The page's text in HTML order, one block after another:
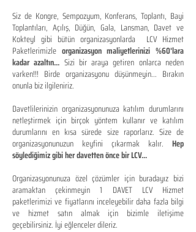
Siz de Kongre, Sempozyum, Konferans, Toplantı, Bayi
Toplantıları, Açılış, Düğün, Gala, Lansman, Davet ve
Kokteyl gibi bütün organizasyonlarda LCV Hizmet
Paketlerimizle organizasyon maliyetlerinizi %60'lara
kadar azaltın... Sizi bir araya getiren onlarca neden
varken!!! Birde organizasyonu düşünmeyin... Bırakın
onunla biz ilgileniriz.
Davetlilerinizin organizasyonunuza katılım durumlarını
netleştirmek için birçok yöntem kullanır ve katılım
durumlarını en kısa sürede size raporlarız. Size de
organizasyonunuzun keyfini çıkarmak kalır. Hep
söylediğimiz gibi her davetten önce bir LCV...
Organizasyonunuza özel çözümler için buradayız bizi
aramaktan çekinmeyin 1 DAVET LCV Hizmet
paketlerimizi ve fiyatlarını inceleyebilir daha fazla bilgi
ve hizmet satın almak için bizimle iletişime
geçebilirsiniz. İyi eğlenceler dileriz.